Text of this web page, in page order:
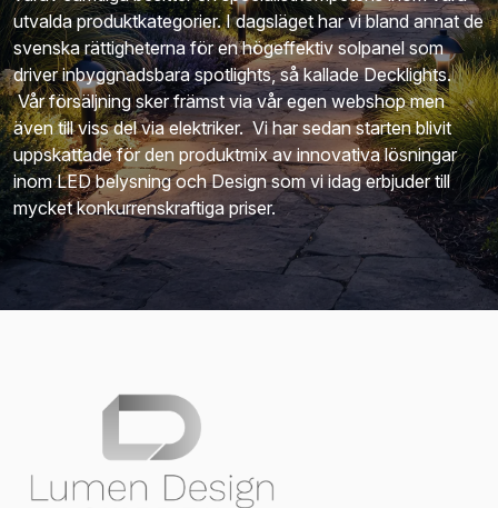
utvalda produktkategorier. I dagsläget har vi bland annat de
svenska rättigheterna för en högeffektiv solpanel som
driver inbyggnadsbara spotlights, så kallade Decklights.
Vår försäljning sker främst via vår egen webshop men
även till viss del via elektriker. Vi har sedan starten blivit
uppskattade för den produktmix av innovativa lösningar
inom LED belysning och Design som vi idag erbjuder till
mycket konkurrenskraftiga priser.